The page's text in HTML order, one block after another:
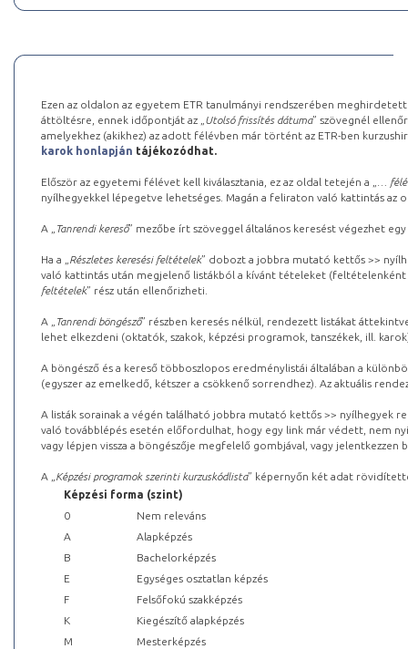
Ezen az oldalon az egyetem ETR tanulmányi rendszerében
áttöltésre, ennek időpontját az „ Utolsó frissítés dátuma” szövegnél
amelyekhez (akikhez) az adott félévben már történt az ETR-ben
karok honlapján tájékozódhat.
Először az egyetemi félévet kell kiválasztania, ez az oldal tetején a „
…
nyílhegyekkel lépegetve lehetséges. Magán a feliraton való kattintás az
A „ Tanrendi kereső” mezőbe írt szöveggel általános keresést végezhet
Ha a „ Részletes keresési feltételek” dobozt a jobbra mutató kettős >>
való kattintás után megjelenő listákból a kívánt tételeket (feltételenként
feltételek” rész után ellenőrizheti.
A „ Tanrendi böngésző” részben keresés nélkül, rendezett listákat
lehet elkezdeni (oktatók, szakok, képzési programok, tanszékek, ill.
A böngésző és a kereső többoszlopos eredménylistái általában a
(egyszer az emelkedő, kétszer a csökkenő sorrendhez). Az aktuális
A listák sorainak a végén található jobbra mutató kettős >> nyílhegyek
való továbblépés esetén előfordulhat, hogy egy link már védett, nem
vagy lépjen vissza a böngészője megfelelő gombjával, vagy
A „ Képzési programok szerinti kurzuskódlista” képernyőn két adat
Képzési forma (szint)
0
Nem releváns
A
Alapképzés
B
Bachelorképzés
E
Egységes osztatlan képzés
F
Felsőfokú szakképzés
K
Kiegészítő alapképzés
M
Mesterképzés